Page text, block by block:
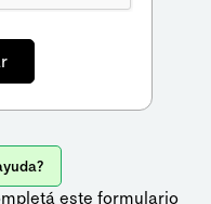
este formulario